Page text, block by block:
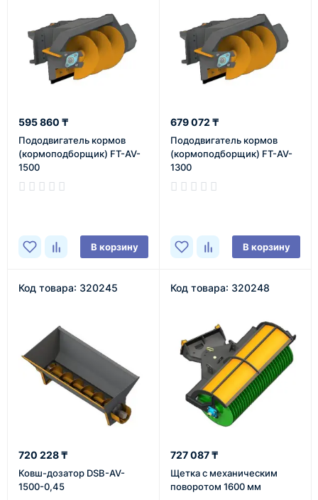
595 860 ₸
Пододвигатель кормов
(кормоподборщик) FT-AV-
1500
В корзину
679 072 ₸
Пододвигатель кормов
(кормоподборщик) FT-AV-
1300
В корзину
Код товара: 320245
720 228 ₸
Ковш-дозатор DSB-AV-
1500-0,45
Код товара: 320248
727 087 ₸
Щетка с механическим
поворотом 1600 мм